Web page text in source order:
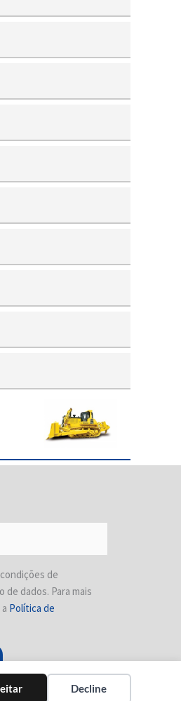
Decline
de
dados. Para mais
Política de
Desenvolvido por